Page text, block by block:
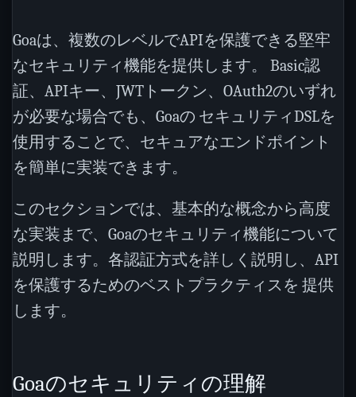
Goaは、複数のレベルでAPIを保護できる堅牢
なセキュリティ機能を提供します。 Basic認
証、APIキー、JWTトークン、OAuth2のいずれ
が必要な場合でも、Goaの セキュリティDSLを
使用することで、セキュアなエンドポイント
を簡単に実装できます。
このセクションでは、基本的な概念から高度
な実装まで、Goaのセキュリティ機能について
説明します。各認証方式を詳しく説明し、API
を保護するためのベストプラクティスを 提供
します。
Goaのセキュリティの理解